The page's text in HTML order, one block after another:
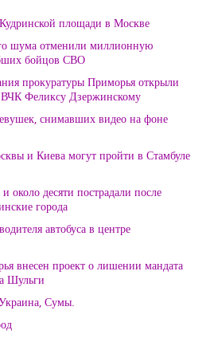
площади в Москве
шума отменили миллионную
бойцов СВО
прокуратуры Приморья открыли
Феликсу Дзержинскому
снимавших видео на фоне
и Киева могут пройти в Стамбуле
около десяти пострадали после
города
автобуса в центре
внесен проект о лишении мандата
Шульги
Сумы.